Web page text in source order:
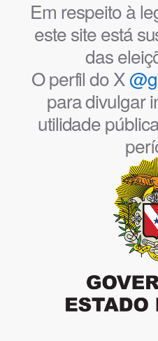
Em respeito à
este site está
das
O perfil do X
para divulgar
utilidade